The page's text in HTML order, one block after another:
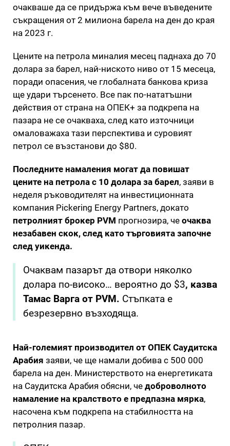
очакваше да се придържа към вече въведените
съкращения от 2 милиона барела на ден до края
на 2023 г.
Цените на петрола миналия месец паднаха до 70
долара за барел, най-ниското ниво от 15 месеца,
поради опасения, че глобалната банкова криза
ще удари търсенето. Все пак по-нататъшни
действия от страна на ОПЕК+ за подкрепа на
пазара не се очакваха, след като източници
омаловажаха тази перспектива и суровият
петрол се възстанови до $80.
Последните намаления могат да повишат
цените на петрола с 10 долара за барел, заяви в
неделя ръководителят на инвестиционната
компания Pickering Energy Partners, докато
петролният брокер PVM прогнозира, че очаква
незабавен скок, след като търговията започне
след уикенда.
Очаквам пазарът да отвори няколко
долара по-високо… вероятно до $3, казва
Тамас Варга от PVM. Стъпката е
безрезервно възходяща.
Най-големият производител от ОПЕК Саудитска
Арабия заяви, че ще намали добива с 500 000
барела на ден. Министерството на енергетиката
на Саудитска Арабия обясни, че доброволното
намаление на кралството е предпазна мярка,
насочена към подкрепа на стабилността на
петролния пазар.